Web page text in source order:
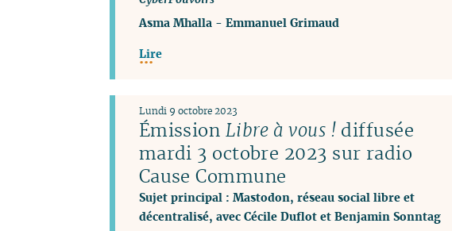
Asma Mhalla- Emmanuel Grimaud
Lire
Émission Libre à vous !diffusée
mardi 3 octobre 2023 sur radio
Cause Commune
Sujet principal : Mastodon, réseau social libre et
décentralisé, avec Cécile Duflot et Benjamin Sonntag
Lundi 9 octobre 2023